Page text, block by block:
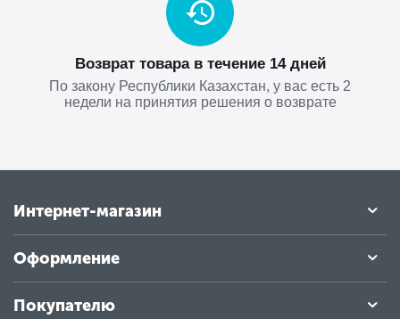
Возврат товара в течение 14 дней
По закону Республики Казахстан, у вас есть 2
недели на принятия решения о возврате
Интернет-магазин
Оформление
Покупателю